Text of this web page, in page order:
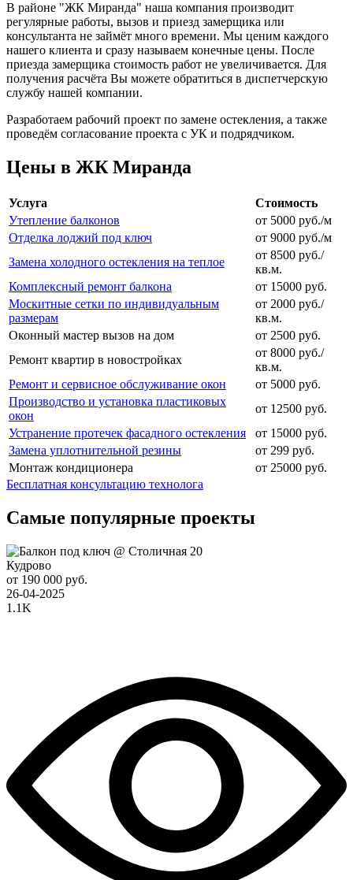
В районе "ЖК Миранда" наша компания производит
регулярные работы, вызов и приезд замерщика или
консультанта не займёт много времени. Мы ценим каждого
нашего клиента и сразу называем конечные цены. После
приезда замерщика стоимость работ не увеличивается. Для
получения расчёта Вы можете обратиться в диспетчерскую
службу нашей компании.
Разработаем рабочий проект по замене остекления, а также
проведём согласование проекта с УК и подрядчиком.
Цены в ЖК Миранда
Услуга
Стоимость
Утепление балконов
от 5000 руб./м
Отделка лоджий под ключ
от 9000 руб./м
Замена холодного остекления на теплое
от 8500 руб./
кв.м.
Комплексный ремонт балкона
от 15000 руб.
Москитные сетки по индивидуальным
размерам
от 2000 руб./
кв.м.
Оконный мастер вызов на дом
от 2500 руб.
Ремонт квартир в новостройках
от 8000 руб./
кв.м.
Ремонт и сервисное обслуживание окон
от 5000 руб.
Производство и установка пластиковых
окон
от 12500 руб.
Устранение протечек фасадного остекления
от 15000 руб.
Замена уплотнительной резины
от 299 руб.
Монтаж кондиционера
от 25000 руб.
Бесплатная консультацию технолога
Самые популярные проекты
Кудрово
от 190 000 руб.
26-04-2025
1.1K